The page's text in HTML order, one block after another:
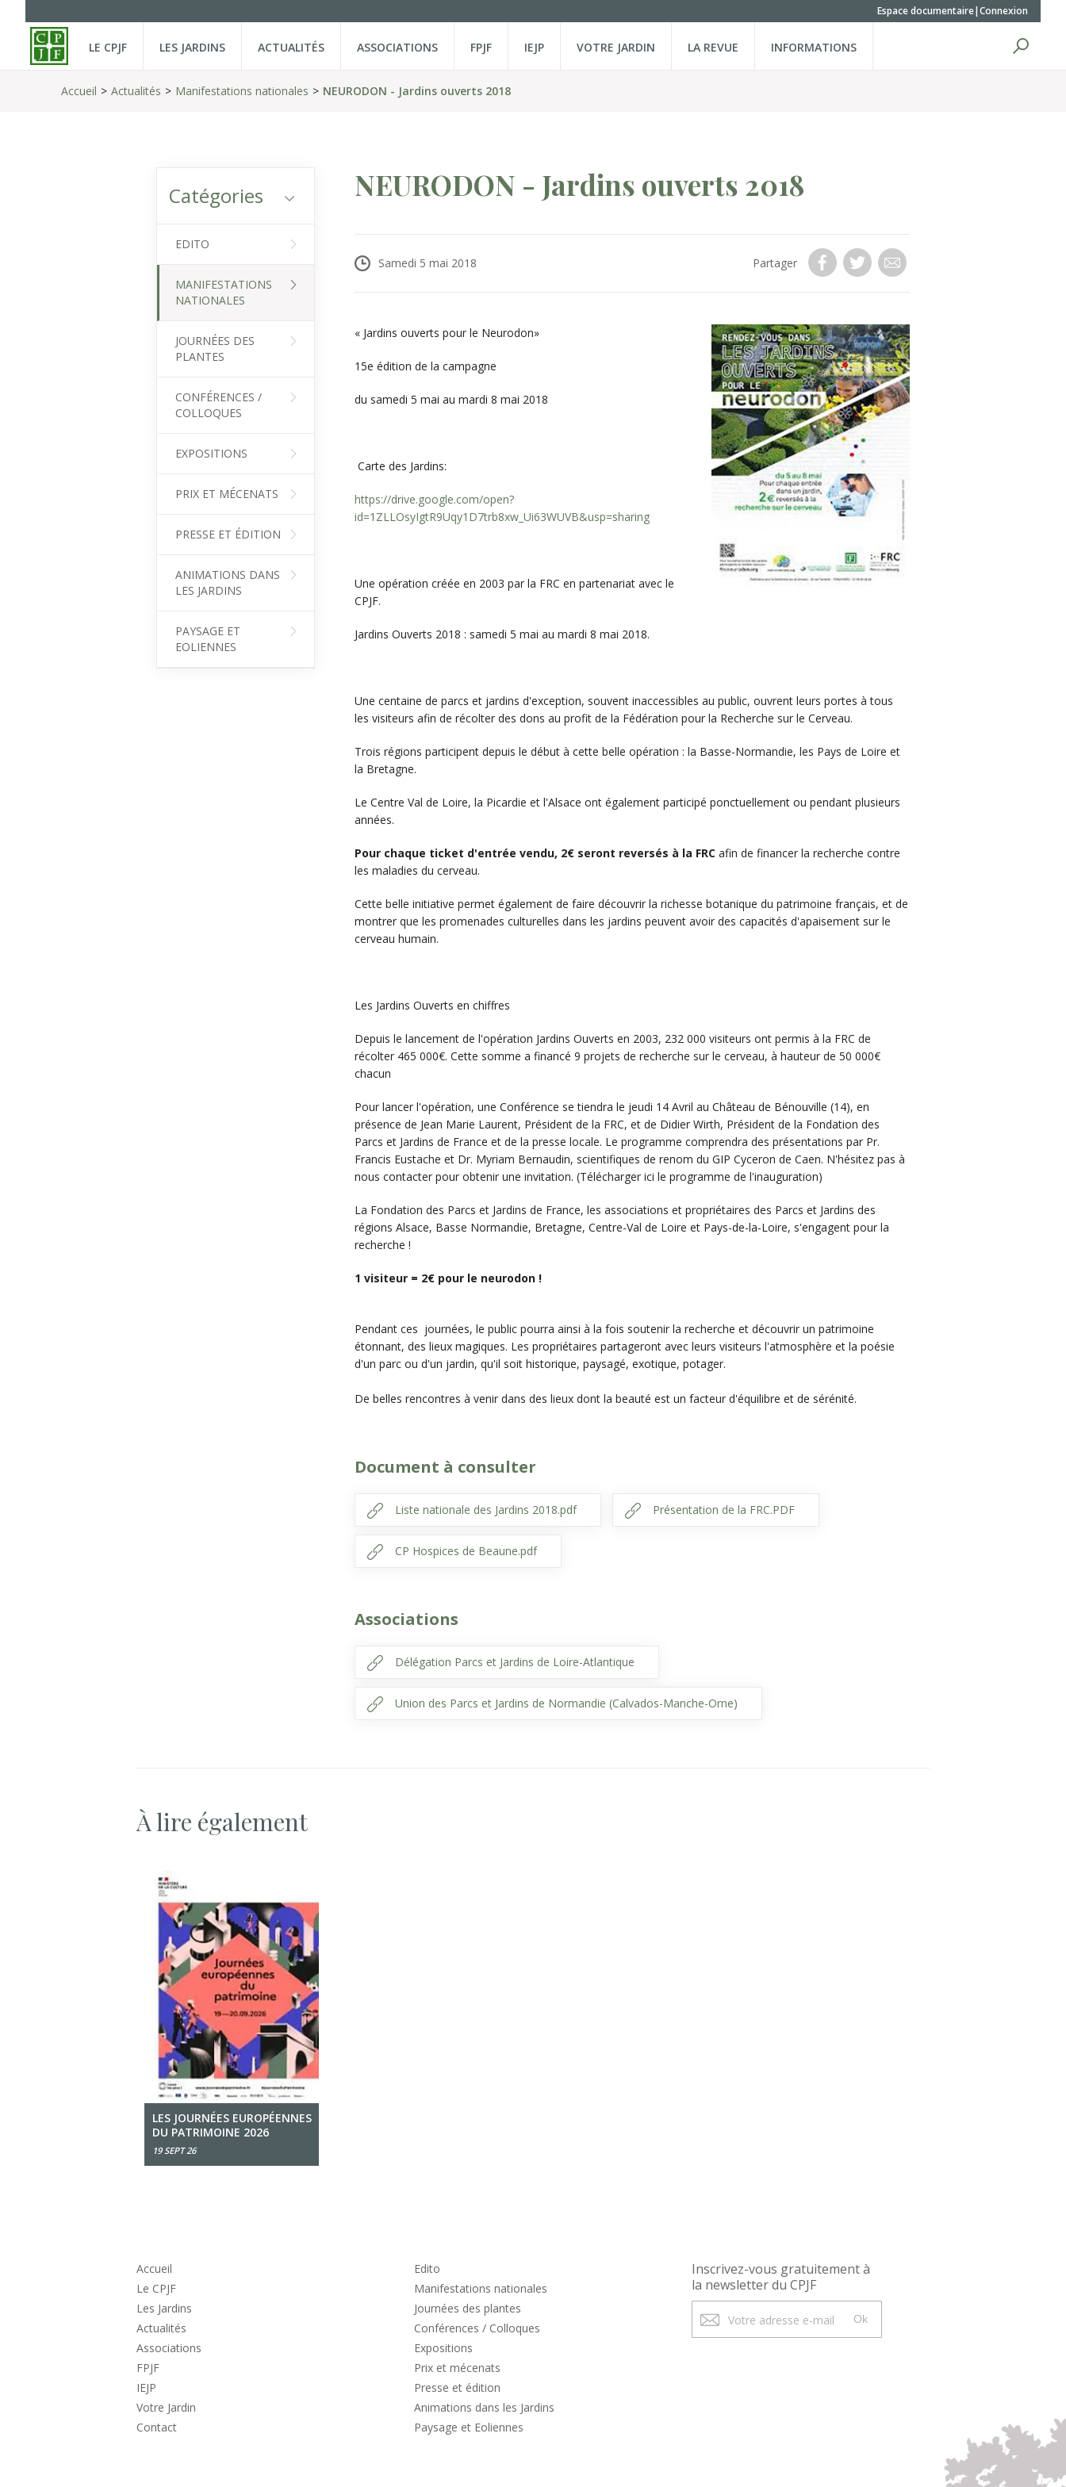
Espace documentaire Connexion
LE CPJF LES JARDINS ACTUALITÉS ASSOCIATIONS FPJF IEJP VOTRE JARDIN LA REVUE INFORMATIONS
Accueil Actualités Manifestations nationales NEURODON - Jardins ouverts 2018
Catégories
EDITO
MANIFESTATIONS
NATIONALES
JOURNÉES DES
PLANTES
CONFÉRENCES /
COLLOQUES
EXPOSITIONS
PRIX ET MÉCENATS
PRESSE ET ÉDITION
ANIMATIONS DANS
LES JARDINS
PAYSAGE ET
EOLIENNES
NEURODON - Jardins ouverts 2018
Samedi 5 mai 2018 Partager
« Jardins ouverts pour le Neurodon»
15e édition de la campagne
du samedi 5 mai au mardi 8 mai 2018
Carte des Jardins:
https://drive.google.com/open?
id=1ZLLOsyIgtR9Uqy1D7trb8xw_Ui63WUVB&usp=sharing
Une opération créée en 2003 par la FRC en partenariat avec le
CPJF.
Jardins Ouverts 2018 : samedi 5 mai au mardi 8 mai 2018.
Une centaine de parcs et jardins d'exception, souvent inaccessibles au public, ouvrent leurs portes à tous
les visiteurs afin de récolter des dons au profit de la Fédération pour la Recherche sur le Cerveau.
Trois régions participent depuis le début à cette belle opération : la Basse-Normandie, les Pays de Loire et
la Bretagne.
Le Centre Val de Loire, la Picardie et l'Alsace ont également participé ponctuellement ou pendant plusieurs
années.
Pour chaque ticket d'entrée vendu, 2€ seront reversés à la FRC afin de financer la recherche contre
les maladies du cerveau.
Cette belle initiative permet également de faire découvrir la richesse botanique du patrimoine français, et de
montrer que les promenades culturelles dans les jardins peuvent avoir des capacités d'apaisement sur le
cerveau humain.
Les Jardins Ouverts en chiffres
Depuis le lancement de l'opération Jardins Ouverts en 2003, 232 000 visiteurs ont permis à la FRC de
récolter 465 000€. Cette somme a financé 9 projets de recherche sur le cerveau, à hauteur de 50 000€
chacun
Pour lancer l'opération, une Conférence se tiendra le jeudi 14 Avril au Château de Bénouville (14), en
présence de Jean Marie Laurent, Président de la FRC, et de Didier Wirth, Président de la Fondation des
Parcs et Jardins de France et de la presse locale. Le programme comprendra des présentations par Pr.
Francis Eustache et Dr. Myriam Bernaudin, scientifiques de renom du GIP Cyceron de Caen. N'hésitez pas à
nous contacter pour obtenir une invitation. (Télécharger ici le programme de l'inauguration)
La Fondation des Parcs et Jardins de France, les associations et propriétaires des Parcs et Jardins des
régions Alsace, Basse Normandie, Bretagne, Centre-Val de Loire et Pays-de-la-Loire, s'engagent pour la
recherche !
1 visiteur = 2€ pour le neurodon !
Pendant ces journées, le public pourra ainsi à la fois soutenir la recherche et découvrir un patrimoine
étonnant, des lieux magiques. Les propriétaires partageront avec leurs visiteurs l'atmosphère et la poésie
d'un parc ou d'un jardin, qu'il soit historique, paysagé, exotique, potager.
De belles rencontres à venir dans des lieux dont la beauté est un facteur d'équilibre et de sérénité.
Document à consulter
Liste nationale des Jardins 2018.pdf Présentation de la FRC.PDF
CP Hospices de Beaune.pdf
Associations
Délégation Parcs et Jardins de Loire-Atlantique
Union des Parcs et Jardins de Normandie (Calvados-Manche-Orne)
À lire également
LES JOURNÉES EUROPÉENNES
DU PATRIMOINE 2026
19 SEPT 26
Accueil
Le CPJF
Les Jardins
Actualités
Associations
FPJF
IEJP
Votre Jardin
Contact
Edito
Manifestations nationales
Journées des plantes
Conférences / Colloques
Expositions
Prix et mécenats
Presse et édition
Animations dans les Jardins
Paysage et Eoliennes
Inscrivez-vous gratuitement à
la newsletter du CPJF
Ok